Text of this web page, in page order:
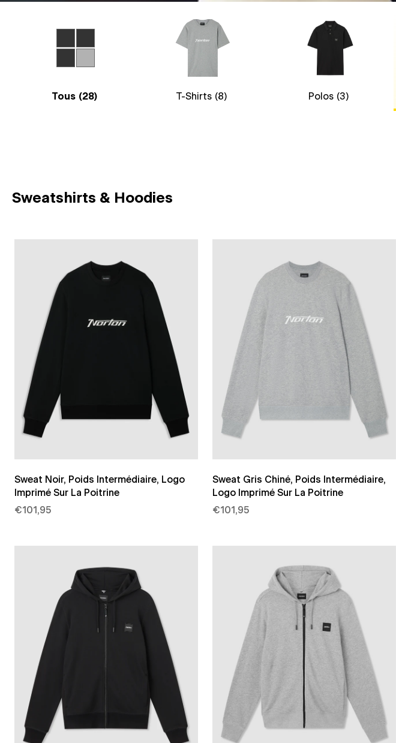
Tous (28) T-Shirts (8) Polos (3)
Sweatshirts & Hoodies
Sweat Noir, Poids Intermédiaire, Logo
Imprimé Sur La Poitrine
€101,95
Sweat Gris Chiné, Poids Intermédiaire,
Logo Imprimé Sur La Poitrine
€101,95